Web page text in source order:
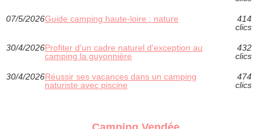
07/5/2026Guide camping haute-loire : nature
414
clics
30/4/2026Profiter d'un cadre naturel d'exception au
camping la guyonnière
432
clics
30/4/2026Réussir ses vacances dans un camping
naturiste avec piscine
474
clics